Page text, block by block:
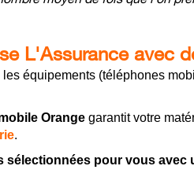
L'Assurance avec
équipements (téléphones
Orange garantit votre
.
sélectionnées pour vous